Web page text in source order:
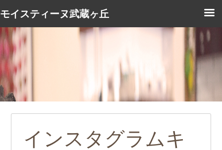
インスタグラムキ
モイスティーヌ武蔵ヶ丘